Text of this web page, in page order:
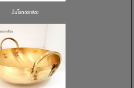
ปิ่นโตทองเหลือง